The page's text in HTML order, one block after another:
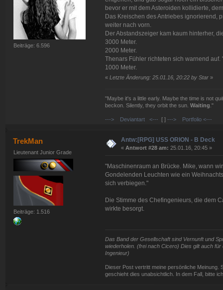
Beiträge: 6.596
bevor er mit dem Asteroiden kollidierte,
Das Kreischen des Antriebes ignorierend,
weiter nach vorn.
Der Abstandszeiger kam kaum hinterher,
3000 Meter.
2000 Meter.
Thenars Fühler richteten sich warnend auf.
1000 Meter.
« Letzte Änderung: 25.01.16, 20:22 by Star»
"Maybe it's a little early. Maybe the time is not
beckon. Silently, they orbit the sun. Waiting ."
---> Deviantart <--- [ ] ---> Portfolio <---
TrekMan
Lieutenant Junior Grade
Beiträge: 1.516
Antw:[RPG] USS ORION - B Deck
« Antwort #28 am: 25.01.16, 20:45 »
"Maschinenraum an Brücke. Mike, wann
Gondelenden Leuchten wie ein
sich verbiegen."
Die Stimme des Chefingenieurs, die dem
wirkte besorgt.
Das Band der Gesellschaft sind Vernunft und
wiederholen. (frei nach Cicero) Dies gilt auch
Ingenieur)
Dieser Post vertritt meine persönliche Meinung.
geschieht dies unabsichtlich. In dem Fall, bitte